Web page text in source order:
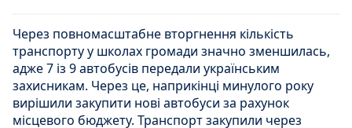
Через повномасштабне вторгнення кількість
транспорту у школах громади значно зменшилась,
адже 7 із 9 автобусів передали українським
захисникам. Через це, наприкінці минулого року
вирішили закупити нові автобуси за рахунок
місцевого бюджету. Транспорт закупили через